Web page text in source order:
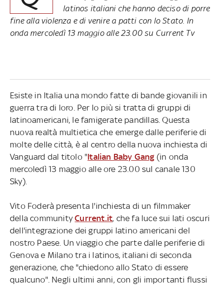
latinos italiani che hanno deciso di porre
fine alla violenza e di venire a patti con lo Stato. In
onda mercoledì 13 maggio alle 23.00 su Current Tv
Esiste in Italia una mondo fatte di bande giovanili in
guerra tra di loro. Per lo più si tratta di gruppi di
latinoamericani, le famigerate pandillas. Questa
nuova realtà multietica che emerge dalle periferie di
molte delle città, è al centro della nuova inchiesta di
Vanguard dal titolo "Italian Baby Gang (in onda
mercoledì 13 maggio alle ore 23.00 sul canale 130
Sky).
Vito Foderà presenta l'inchiesta di un filmmaker
della communityCurrent.it, che fa luce sui lati oscuri
dell'integrazione dei gruppi latino americani del
nostro Paese. Un viaggio che parte dalle periferie di
Genova e Milano tra i latinos, italiani di seconda
generazione, che "chiedono allo Stato di essere
qualcuno". Negli ultimi anni, con gli importanti flussi